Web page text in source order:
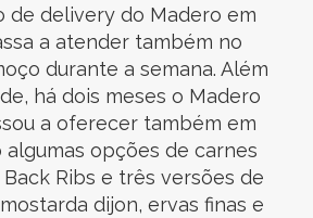
de delivery do Madero em
a atender também no
durante a semana. Além
há dois meses o Madero
a oferecer também em
algumas opções de carnes
Ribs e três versões de
dijon, ervas finas e